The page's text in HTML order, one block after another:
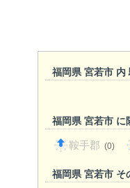
福岡県 宮若市 内
福岡県 宮若市 に
鞍手郡 (0)
福岡県 宮若市 そ